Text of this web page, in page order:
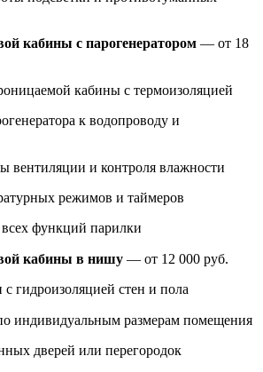
кабины с парогенератором — от 18
кабины с термоизоляцией
к водопроводу и
вентиляции и контроля влажности
режимов и таймеров
функций парилки
кабины в нишу — от 12 000 руб.
гидроизоляцией стен и пола
индивидуальным размерам помещения
дверей или перегородок